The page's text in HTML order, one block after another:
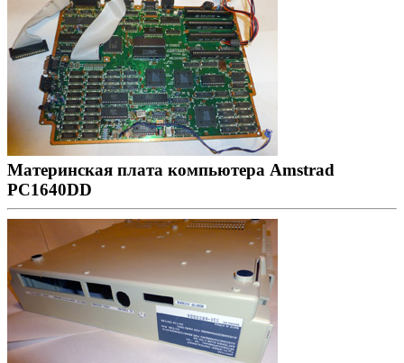
Материнская плата компьютера Amstrad
PC1640DD